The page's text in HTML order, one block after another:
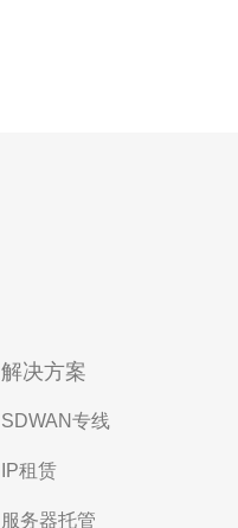
解决方案
SDWAN专线
IP租赁
服务器托管